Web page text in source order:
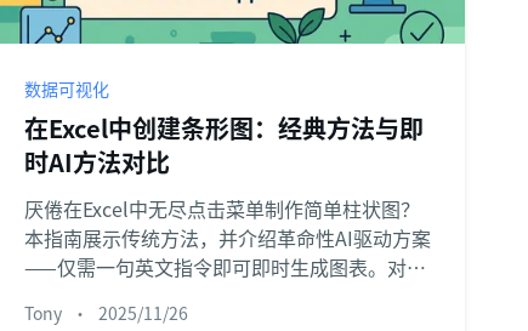
数据可视化
在Excel中创建条形图：经典方法与即
时AI方法对比
厌倦在Excel中无尽点击菜单制作简单柱状图？
本指南展示传统方法，并介绍革命性AI驱动方案
——仅需一句英文指令即可即时生成图表。对比
Tony • 2025/11/26